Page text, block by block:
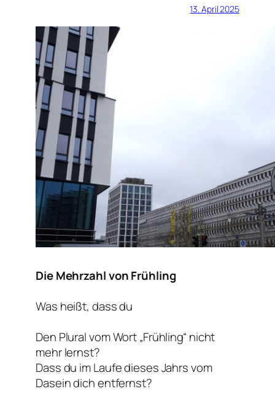
13. April 2025
Die Mehrzahl von Frühling
Was heißt, dass du
Den Plural vom Wort „Frühling“ nicht
mehr lernst?
Dass du im Laufe dieses Jahrs vom
Dasein dich entfernst?